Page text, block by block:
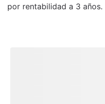
por rentabilidad a 3 años.